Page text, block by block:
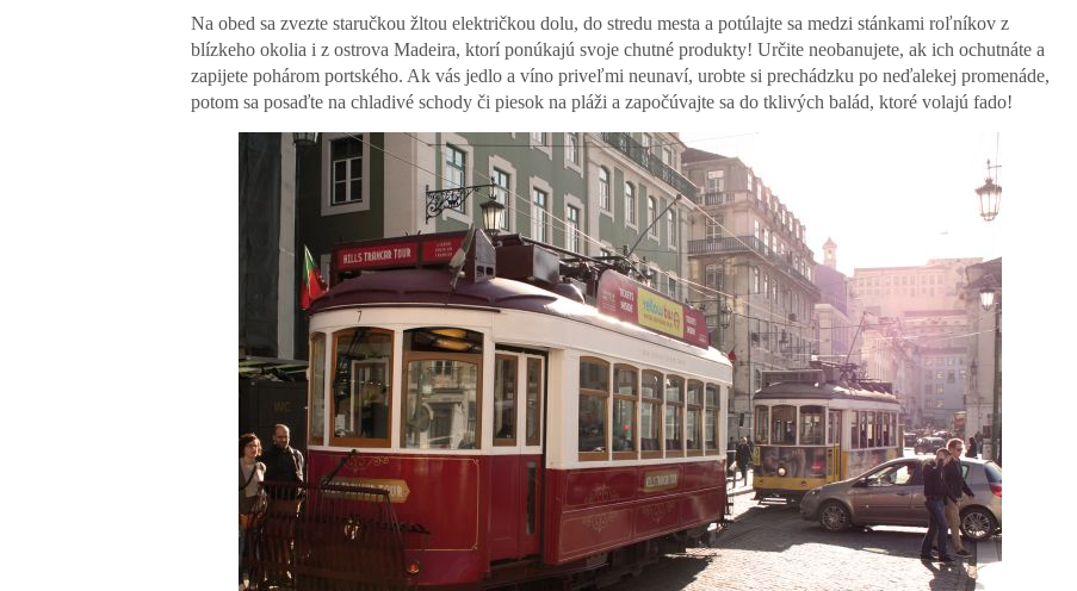
Na obed sa zvezte staručkou žltou električkou dolu, do stredu mesta a potúlajte sa medzi stánkami roľníkov z
blízkeho okolia i z ostrova Madeira, ktorí ponúkajú svoje chutné produkty! Určite neobanujete, ak ich ochutnáte a
zapijete pohárom portského. Ak vás jedlo a víno priveľmi neunaví, urobte si prechádzku po neďalekej promenáde,
potom sa posaďte na chladivé schody či piesok na pláži a započúvajte sa do tklivých balád, ktoré volajú fado!